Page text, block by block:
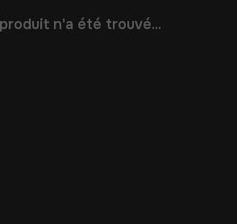
n'a été trouvé...